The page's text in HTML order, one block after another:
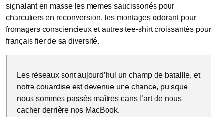
signalant en masse les memes saucissonés pour
charcutiers en reconversion, les montages odorant pour
fromagers consciencieux et autres tee-shirt croissantés pour
français fier de sa diversité.
Les réseaux sont aujourd’hui un champ de bataille, et
notre couardise est devenue une chance, puisque
nous sommes passés maîtres dans l’art de nous
cacher derrière nos MacBook.